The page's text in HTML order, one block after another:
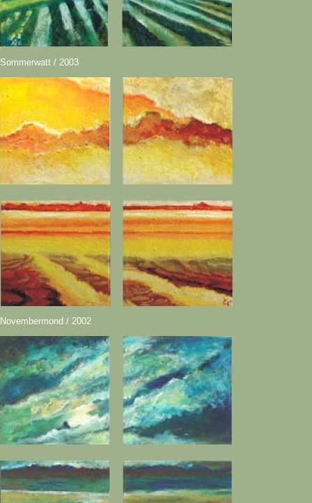
Sommerwatt / 2003
Novembermond / 2002